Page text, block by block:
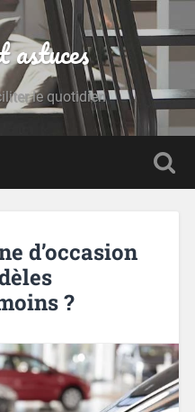
le quotidien
d’occasion
?